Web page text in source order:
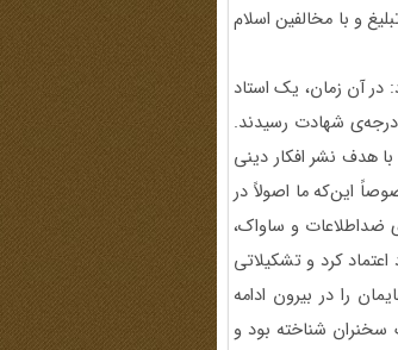
و با مخالفین اسلام
در آن زمان، یک استاد
درجه‌ی شهادت رسیدند.
هدف نشر افکار دینی
این‌که ما اصولاً در
ضداطلاعات و ساواک،
کرد و تشکیلاتی
را در بیرون ادامه
شناخته بود و